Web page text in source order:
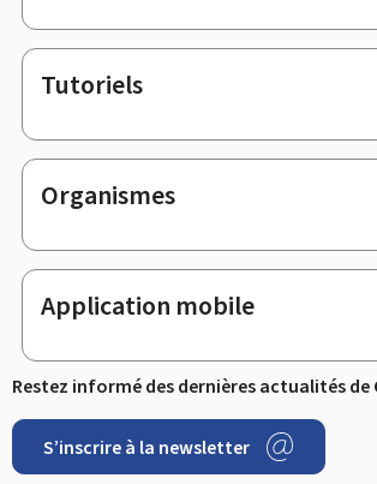
Tutoriels
Organismes
Application mobile
Restez informé des dernières actualités de
S’inscrire à la newsletter